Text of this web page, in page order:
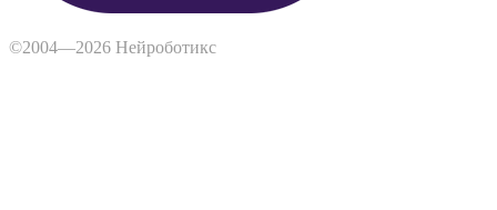
©2004—2026 Нейроботикс